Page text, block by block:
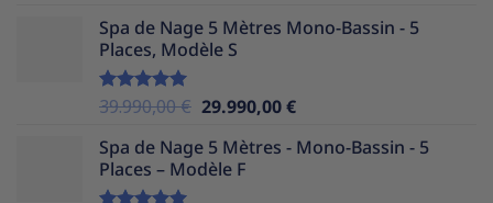
initial
était :
actuel
Spa de Nage 5 Mètres Mono-Bassin - 5
Places, Modèle S
Note5.00
39.990,00€ Le
initial
était :
29.990,00€Le
actuel
Spa de Nage 5 Mètres - Mono-Bassin - 5
Places – Modèle F